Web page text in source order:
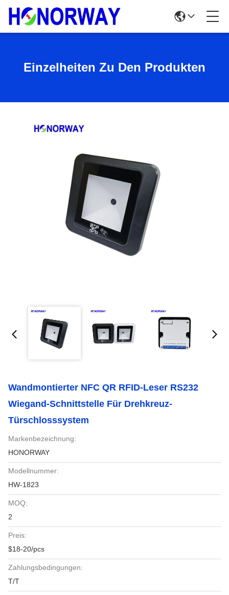
Einzelheiten Zu Den Produkten
Wandmontierter NFC QR RFID-Leser RS232
Wiegand-Schnittstelle Für Drehkreuz-
Türschlosssystem
Markenbezeichnung:
HONORWAY
Modellnummer:
HW-1823
MOQ:
2
Preis:
$18-20/pcs
Zahlungsbedingungen:
T/T